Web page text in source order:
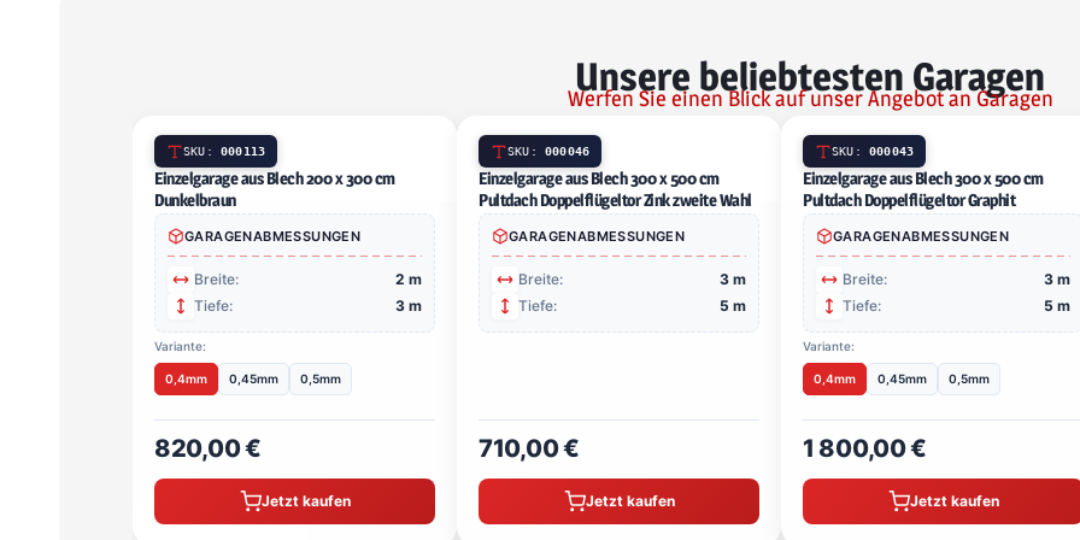
Unsere beliebtesten Garagen
Werfen Sie einen Blick auf unser Angebot an Garagen
SKU: 000113
Einzelgarage aus Blech 200 x 300 cm Dunkelbraun
GARAGENABMESSUNGEN
Breite:
2 m
Tiefe:
3 m
Variante:
820,00 €
Jetzt kaufen
Einzelgarage aus Blech 300 x 500 cm Pultdach
Doppelflügeltor Zink zweite Wahl
GARAGENABMESSUNGEN
710,00 €
Jetzt kaufen
1